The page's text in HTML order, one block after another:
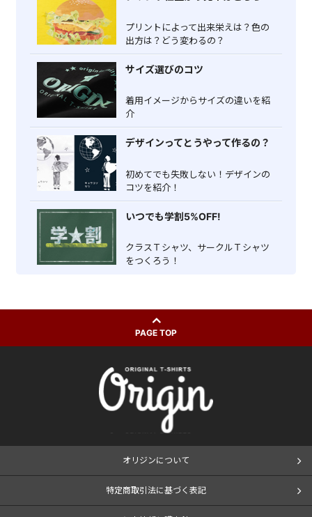
プリントによって出来栄えは？色の
出方は？どう変わるの？
サイズ選びのコツ
着用イメージからサイズの違いを紹
介
デザインってとうやって作るの？
初めてでも失敗しない！デザインの
コツを紹介！
いつでも学割5%OFF!
クラスＴシャツ、サークルＴシャツ
をつくろう！
PAGE TOP
オリジンについて
特定商取引法に基づく表記